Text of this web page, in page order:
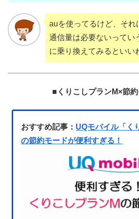
auを使ってるけど、それ
通信量は必要ないってい
に乗り換えてみるといい
■ くりこしプランM×節
おすすめ記事： UQモバイル「く
の節約モードが便利すぎる！